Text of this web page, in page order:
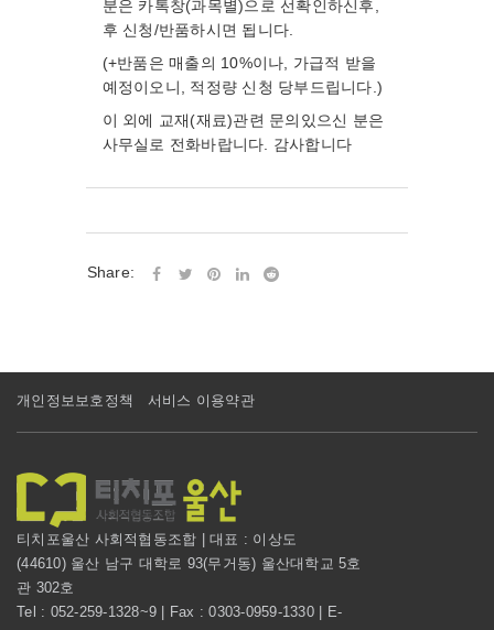
분은 카톡창(과목별)으로 선확인하신후,
후 신청/반품하시면 됩니다.
(+반품은 매출의 10%이나, 가급적 받을
예정이오니, 적정량 신청 당부드립니다.)
이 외에 교재(재료)관련 문의있으신 분은
사무실로 전화바랍니다. 감사합니다
Share:
개인정보보호정책 서비스 이용약관
티치포울산 사회적협동조합 | 대표 : 이상도
(44610) 울산 남구 대학로 93(무거동) 울산대학교 5호
관 302호
Tel : 052-259-1328~9 | Fax : 0303-0959-1330 | E-